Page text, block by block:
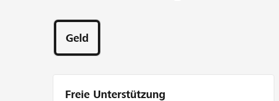
Geld
Freie Unterstützung